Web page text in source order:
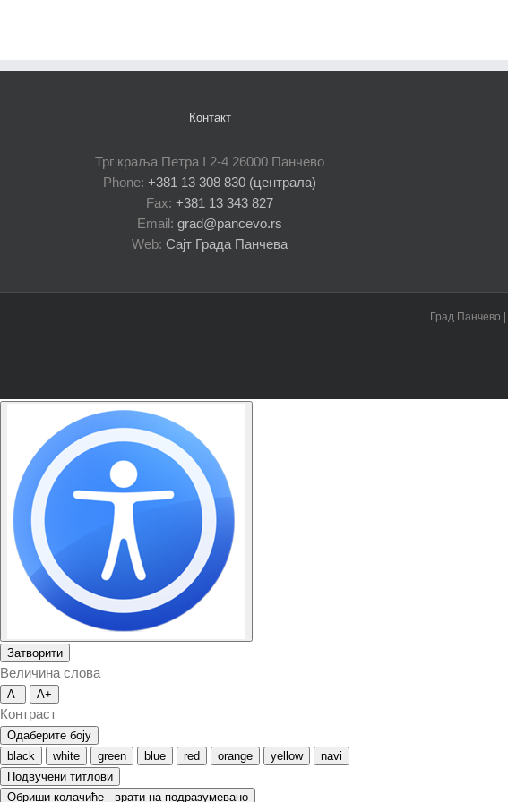
Контакт
Трг краља Петра I 2-4 26000 Панчево
Phone: +381 13 308 830 (централа)
Fax: +381 13 343 827
Email: grad@pancevo.rs
Web: Сајт Града Панчева
Град Панчево |
Затворити
Величина слова
A- A+
Контраст
Одаберите боју
black
white green blue red orange yellow
navi
Подвучени титлови
Обриши колачиће - врати на подразумевано